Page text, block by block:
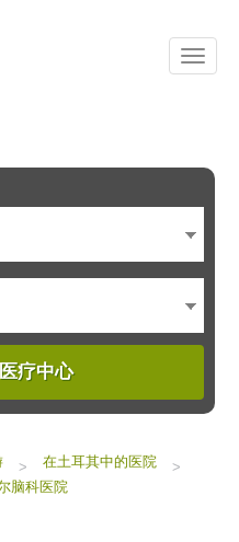
疗中心
> 在土耳其中的医院
>
脑科医院